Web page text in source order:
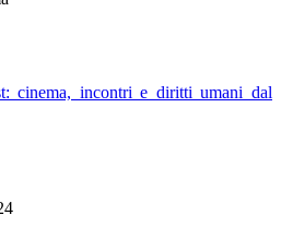
cinema, incontri e diritti umani dal